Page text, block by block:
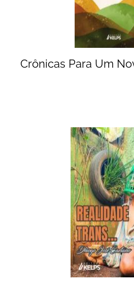
Crônicas Para Um